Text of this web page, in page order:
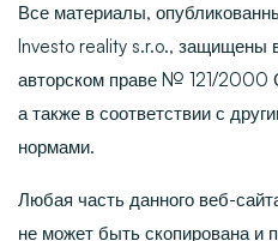
Все материалы,
Investo reality s.r.o., защищены
авторском праве № 121/2000
а также в соответствии с
нормами.
Любая часть данного веб-
не может быть скопирована и